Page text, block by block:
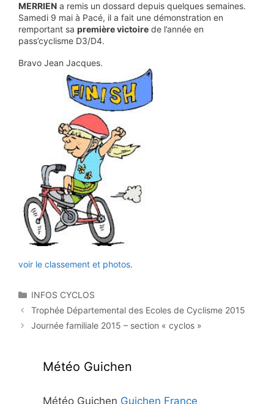
MERRIEN a remis un dossard depuis quelques semaines.
Samedi 9 mai à Pacé, il a fait une démonstration en
remportant sa première victoire de l’année en
pass’cyclisme D3/D4.
Bravo Jean Jacques.
voir le classement et photos.
Catégories
INFOS CYCLOS
Trophée Départemental des Ecoles de Cyclisme 2015
Journée familiale 2015 – section « cyclos »
Météo Guichen
Météo Guichen Guichen France